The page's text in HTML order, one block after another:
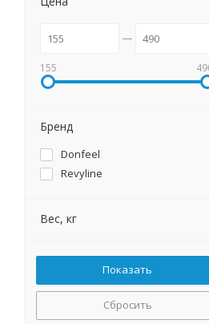
155
Бренд
Donfeel
Revyline
Вес, кг
Сбросить